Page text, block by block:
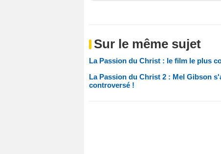
Sur le même sujet
La Passion du Christ : le film le plus
La Passion du Christ 2 : Mel Gibson
controversé !